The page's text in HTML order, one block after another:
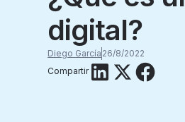
digital?
Diego García 26/8/2022
Compartir